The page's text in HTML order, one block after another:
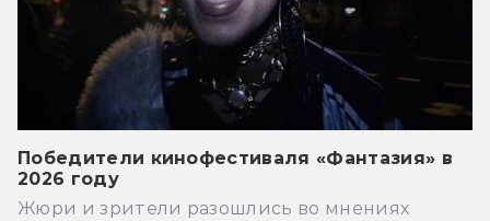
Победители кинофестиваля «Фантазия» в
2026 году
Жюри и зрители разошлись во мнениях